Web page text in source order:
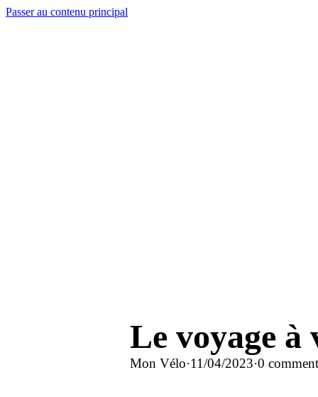
Passer au contenu principal
Le voyage à
Mon Vélo·11/04/2023·0